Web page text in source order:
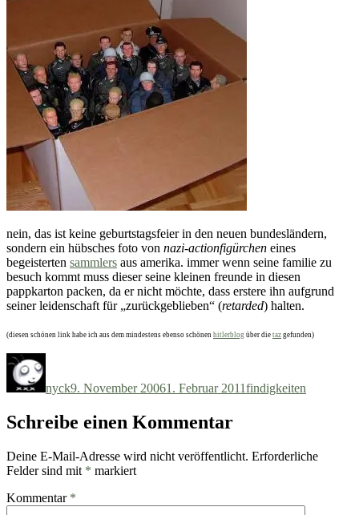
nein, das ist keine geburtstagsfeier in den neuen bundesländern,
sondern ein hübsches foto von nazi-actionfigürchen eines
begeisterten sammlers aus amerika. immer wenn seine familie zu
besuch kommt muss dieser seine kleinen freunde in diesen
pappkarton packen, da er nicht möchte, dass erstere ihn aufgrund
seiner leidenschaft für „zurückgeblieben“ (retarded) halten.
(diesen schönen link habe ich aus dem mindestens ebenso schönen hitlerblog über die taz gefunden)
nyck9. November 20061. Februar 2011findigkeiten
Schreibe einen Kommentar
Deine E-Mail-Adresse wird nicht veröffentlicht. Erforderliche
Felder sind mit * markiert
Kommentar *